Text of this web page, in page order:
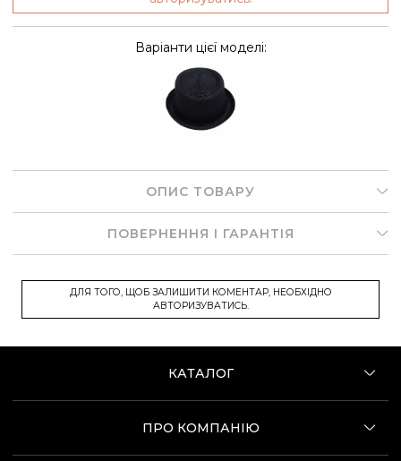
Варіанти цієї моделі:
ОПИС ТОВАРУ
ПОВЕРНЕННЯ І ГАРАНТІЯ
ДЛЯ ТОГО, ЩОБ ЗАЛИШИТИ КОМЕНТАР, НЕОБХІДНО
АВТОРИЗУВАТИСЬ.
КАТАЛОГ
ПРО КОМПАНІЮ